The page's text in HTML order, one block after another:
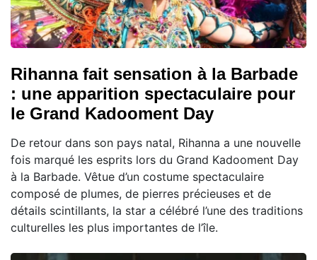
Rihanna fait sensation à la Barbade
: une apparition spectaculaire pour
le Grand Kadooment Day
De retour dans son pays natal, Rihanna a une nouvelle
fois marqué les esprits lors du Grand Kadooment Day
à la Barbade. Vêtue d’un costume spectaculaire
composé de plumes, de pierres précieuses et de
détails scintillants, la star a célébré l’une des traditions
culturelles les plus importantes de l’île.